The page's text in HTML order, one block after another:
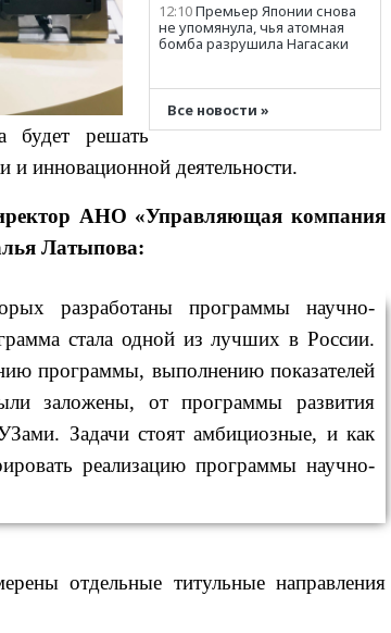
12:10Премьер Японии снова
не упомянула, чья атомная
бомба разрушила Нагасаки
ходе атаки БПЛА на
Белгород
сбито 153 украинских БПЛА
Джо Байдена ухудшилось
08:25У берегов Италии
судно древнеримских
собрала в мировом прокате
свыше $1 млрд
04:22 Собянин сообщил о
высоких темпах
Все новости »
будет решать
и инновационной деятельности.
АНО «Управляющая компания
Латыпова:
разработаны программы научно-
стала одной из лучших в России.
программы, выполнению показателей
заложены, от программы развития
Задачи стоят амбициозные, и как
реализацию программы научно-
отдельные титульные направления